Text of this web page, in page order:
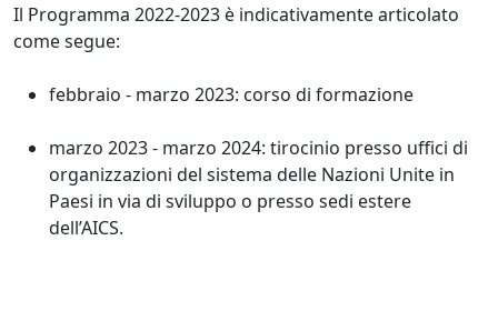
Il Programma 2022-2023 è indicativamente articolato
come segue:
febbraio - marzo 2023: corso di formazione
marzo 2023 - marzo 2024: tirocinio presso uffici di
organizzazioni del sistema delle Nazioni Unite in
Paesi in via di sviluppo o presso sedi estere
dell’AICS.